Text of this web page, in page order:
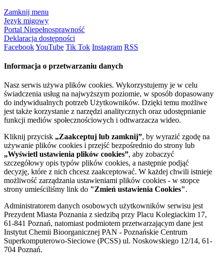
Zamknij menu
Język migowy
Portal Niepełnosprawność
Deklaracja dostępności
FacebookYouTube Tik Tok Instagram RSS
Informacja o przetwarzaniu danych
Nasz serwis używa plików cookies. Wykorzystujemy je w celu
świadczenia usług na najwyższym poziomie, w sposób dopasowany
do indywidualnych potrzeb Użytkowników. Dzięki temu możliwe
jest także korzystanie z narzędzi analitycznych oraz udostępnianie
funkcji mediów społecznościowych i odtwarzacza wideo.
Kliknij przycisk „Zaakceptuj lub zamknij”, by wyrazić zgodę na
używanie plików cookies i przejść bezpośrednio do strony lub
„Wyświetl ustawienia plików cookies”, aby zobaczyć
szczegółowy opis typów plików cookies, a następnie podjąć
decyzję, które z nich chcesz zaakceptować. W każdej chwili istnieje
możliwość zarządzania ustawieniami plików cookies - w stopce
strony umieściliśmy link do "Zmień ustawienia Cookies".
Administratorem danych osobowych użytkowników serwisu jest
Prezydent Miasta Poznania z siedzibą przy Placu Kolegiackim 17,
61-841 Poznań, natomiast podmiotem przetwarzającym dane jest
Instytut Chemii Bioorganicznej PAN - Poznańskie Centrum
Superkomputerowo-Sieciowe (PCSS) ul. Noskowskiego 12/14, 61-
704 Poznań.